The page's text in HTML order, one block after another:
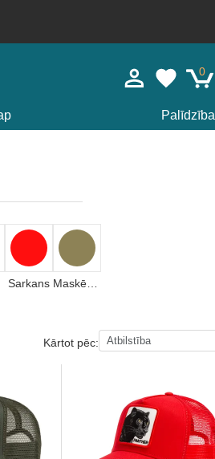
0
Palīdzība
Sarkans Maskēšanas
Kārtot pēc: